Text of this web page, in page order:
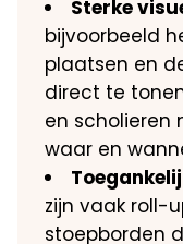
Sterke
bijvoorbeeld
plaatsen en
direct te
en scholieren
waar en
zijn vaak roll-
stoepborden